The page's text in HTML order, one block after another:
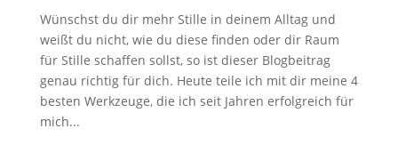
Wünschst du dir mehr Stille in deinem Alltag und
weißt du nicht, wie du diese finden oder dir Raum
für Stille schaffen sollst, so ist dieser Blogbeitrag
genau richtig für dich. Heute teile ich mit dir meine 4
besten Werkzeuge, die ich seit Jahren erfolgreich für
mich...